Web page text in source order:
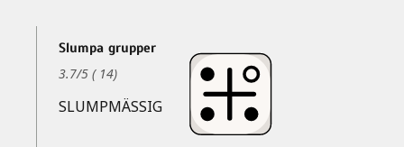
Slumpa grupper
3.7/5 ( 14)
SLUMPMÄSSIG